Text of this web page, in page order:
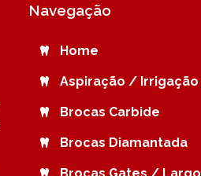
Navegação
Home
Aspiração / Irrigação
Brocas Carbide
Brocas Diamantada